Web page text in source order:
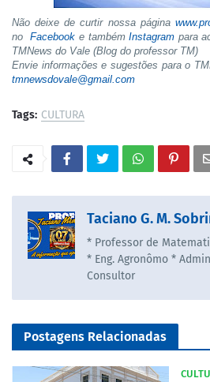
Não deixe de curtir nossa página
noFacebook e tambémInstagram para
TMNews do Vale (Blog do professor TM)
Envie informações e sugestões para o
tmnewsdovale@gmail.com
Tags: CULTURA
Taciano G. M.
* Professor de
* Eng. Agronômo *
Consultor
Postagens Relacionadas